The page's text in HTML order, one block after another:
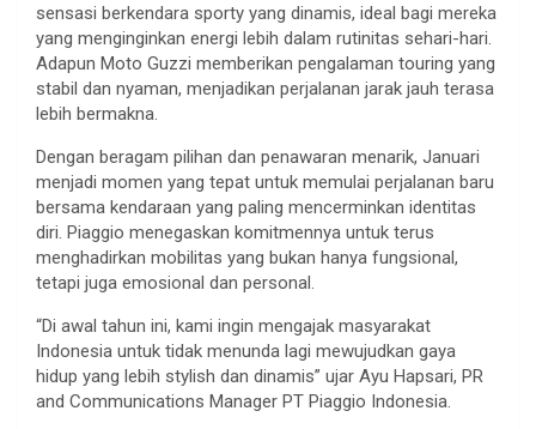
sensasi berkendara sporty yang dinamis, ideal bagi mereka
yang menginginkan energi lebih dalam rutinitas sehari-hari.
Adapun Moto Guzzi memberikan pengalaman touring yang
stabil dan nyaman, menjadikan perjalanan jarak jauh terasa
lebih bermakna.
Dengan beragam pilihan dan penawaran menarik, Januari
menjadi momen yang tepat untuk memulai perjalanan baru
bersama kendaraan yang paling mencerminkan identitas
diri. Piaggio menegaskan komitmennya untuk terus
menghadirkan mobilitas yang bukan hanya fungsional,
tetapi juga emosional dan personal.
“Di awal tahun ini, kami ingin mengajak masyarakat
Indonesia untuk tidak menunda lagi mewujudkan gaya
hidup yang lebih stylish dan dinamis” ujar Ayu Hapsari, PR
and Communications Manager PT Piaggio Indonesia.